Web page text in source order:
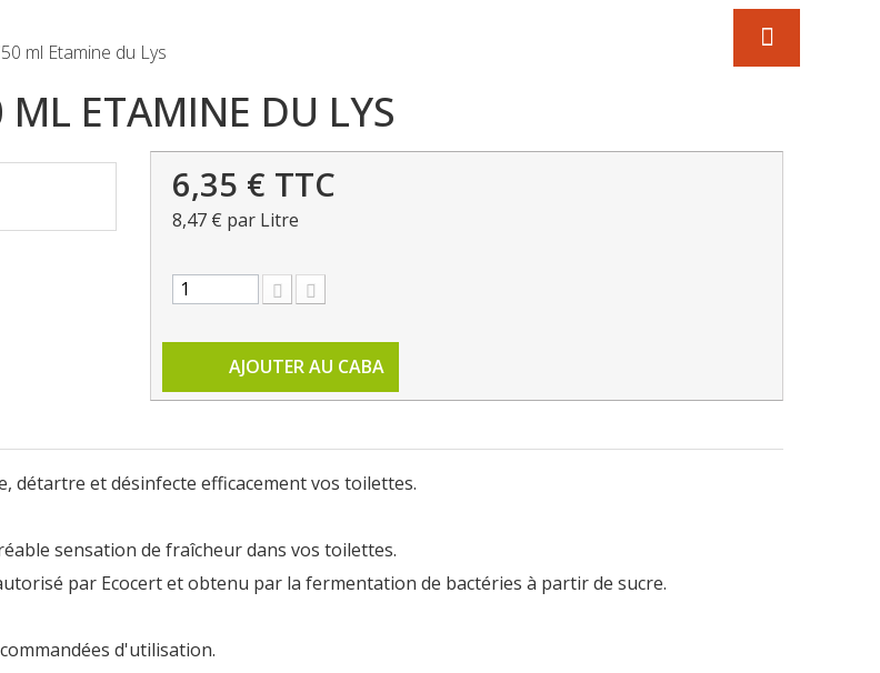
ml Etamine du Lys
ETAMINE DU LYS
6,35 € TTC
8,47 € par Litre
AJOUTER AU CABA
détartre et désinfecte efficacement vos toilettes.
sensation de fraîcheur dans vos toilettes.
par Ecocert et obtenu par la fermentation de bactéries à partir de sucre.
d'utilisation.